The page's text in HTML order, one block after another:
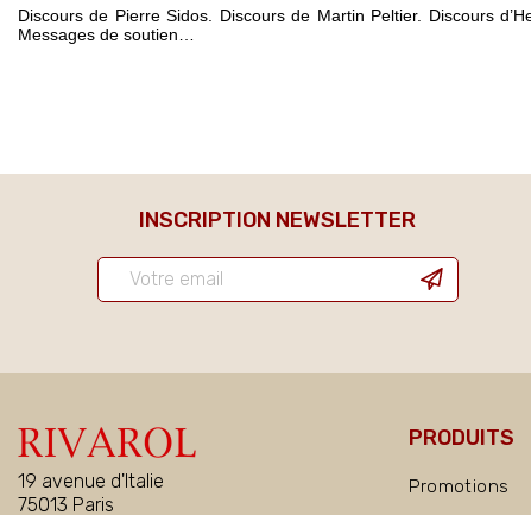
Discours de Pierre Sidos. Discours de Martin Peltier. Discours
Messages de soutien…
INSCRIPTION NEWSLETTER
19 avenue d'Italie
75013 Paris
PRODUITS
Promotions